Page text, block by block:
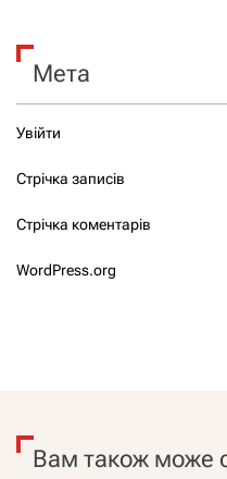
Мета
Увійти
Стрічка записів
Стрічка коментарів
WordPress.org
Вам також може